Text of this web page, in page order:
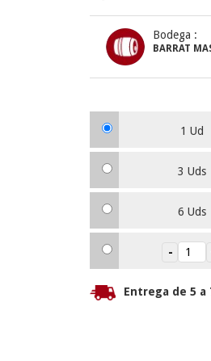
Bodega :
BARRAT
1 Ud
3 Uds
6 Uds
Entrega de 5 a